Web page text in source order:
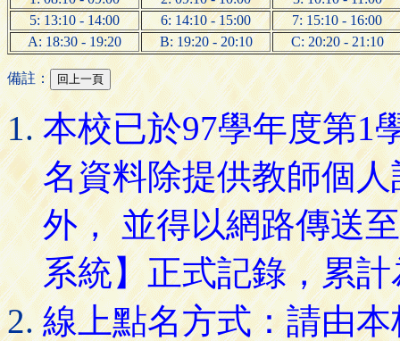
5: 13:10 - 14:00
6: 14:10 - 15:00
7: 15:10 - 16:00
A: 18:30 - 19:20
B: 19:20 - 20:10 C: 20:20 - 21:10
備註：
本校已於97學年度第1
名資料除提供教師個
外， 並得以網路傳送
系統】正式記錄，累
線上點名方式：請由